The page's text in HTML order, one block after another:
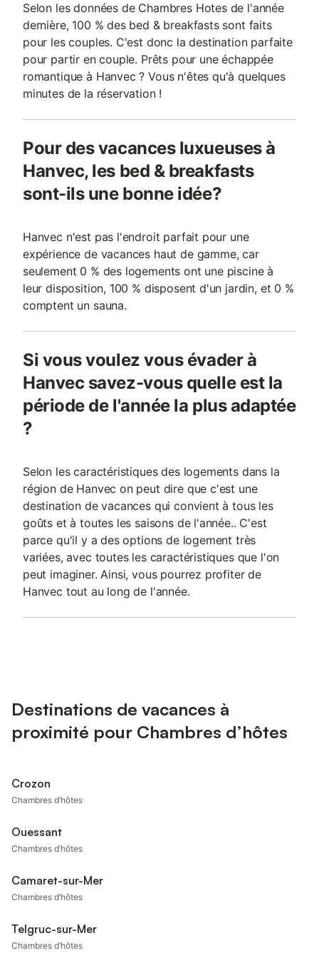
Selon les données de Chambres Hotes de l'année
dernière, 100 % des bed & breakfasts sont faits
pour les couples. C'est donc la destination parfaite
pour partir en couple. Prêts pour une échappée
romantique à Hanvec ? Vous n'êtes qu'à quelques
minutes de la réservation !
Pour des vacances luxueuses à
Hanvec, les bed & breakfasts
sont-ils une bonne idée?
Hanvec n'est pas l'endroit parfait pour une
expérience de vacances haut de gamme, car
seulement 0 % des logements ont une piscine à
leur disposition, 100 % disposent d'un jardin, et 0 %
comptent un sauna.
Si vous voulez vous évader à
Hanvec savez-vous quelle est la
période de l'année la plus adaptée
?
Selon les caractéristiques des logements dans la
région de Hanvec on peut dire que c'est une
destination de vacances qui convient à tous les
goûts et à toutes les saisons de l'année.. C'est
parce qu'il y a des options de logement très
variées, avec toutes les caractéristiques que l'on
peut imaginer. Ainsi, vous pourrez profiter de
Hanvec tout au long de l'année.
Destinations de vacances à
proximité pour Chambres d’hôtes
Crozon
Chambres d’hôtes
Ouessant
Chambres d’hôtes
Camaret-sur-Mer
Chambres d’hôtes
Telgruc-sur-Mer
Chambres d’hôtes